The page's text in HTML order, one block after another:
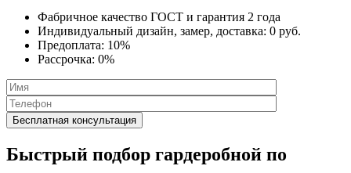
Фабричное качество ГОСТ и гарантия 2 года
Индивидуальный дизайн, замер, доставка: 0 руб.
Предоплата: 10%
Рассрочка: 0%
Быстрый подбор гардеробной по